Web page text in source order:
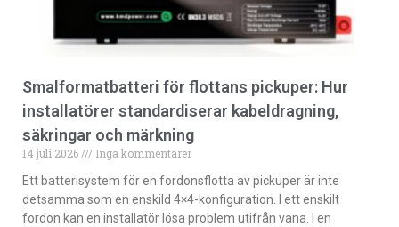
Smalformatbatteri för flottans pickuper: Hur
installatörer standardiserar kabeldragning,
säkringar och märkning
14 juli 2026
Inga kommentarer
Ett batterisystem för en fordonsflotta av pickuper är inte
detsamma som en enskild 4×4-konfiguration. I ett enskilt
fordon kan en installatör lösa problem utifrån vana. I en